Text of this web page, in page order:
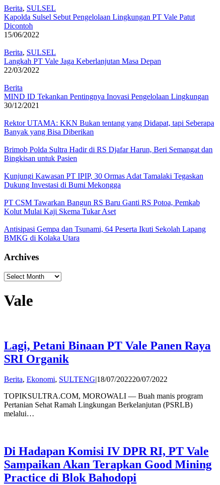
Berita, SULSEL
Kapolda Sulsel Sebut Pengelolaan Lingkungan PT Vale Patut
Dicontoh
15/06/2022
Berita, SULSEL
Langkah PT Vale Jaga Keberlanjutan Masa Depan
22/03/2022
Berita
MIND ID Tekankan Pentingnya Inovasi Pengelolaan Lingkungan
30/12/2021
Rektor UTAMA: KKN Bukan tentang yang Didapat, tapi Seberapa
Banyak yang Bisa Diberikan
Brimob Polda Sultra Hadir di RS Djafar Harun, Beri Semangat dan
Bingkisan untuk Pasien
Kunjungi Kawasan PT IPIP, 30 Ormas Adat Tamalaki Tegaskan
Dukung Investasi di Bumi Mekongga
PT CSM Tawarkan Bangun RS Baru Ganti RS Potoa, Pemkab
Kolut Mulai Kaji Skema Tukar Aset
Antisipasi Gempa dan Tsunami, 64 Peserta Ikuti Sekolah Lapang
BMKG di Kolaka Utara
Archives
Archives
Vale
Lagi, Petani Binaan PT Vale Panen Raya
SRI Organik
Berita, Ekonomi, SULTENG 18/07/202220/07/2022
Hatta
TOPIKSULTRA.COM, MOROWALI — Buah manis program
Pertanian Sehat Ramah Lingkungan Berkelanjutan (PSRLB)
melalui…
Di Hadapan Komisi IV DPR RI, PT Vale
Sampaikan Akan Terapkan Good Mining
Practice di Blok Bahodopi